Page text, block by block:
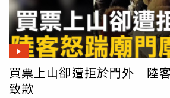
買票上山卻遭拒於門外 陸
致歉